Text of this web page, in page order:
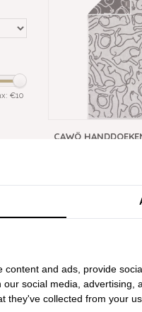
€10
cm
CAWÖ
content and ads, provide
social media,
they've collected from your